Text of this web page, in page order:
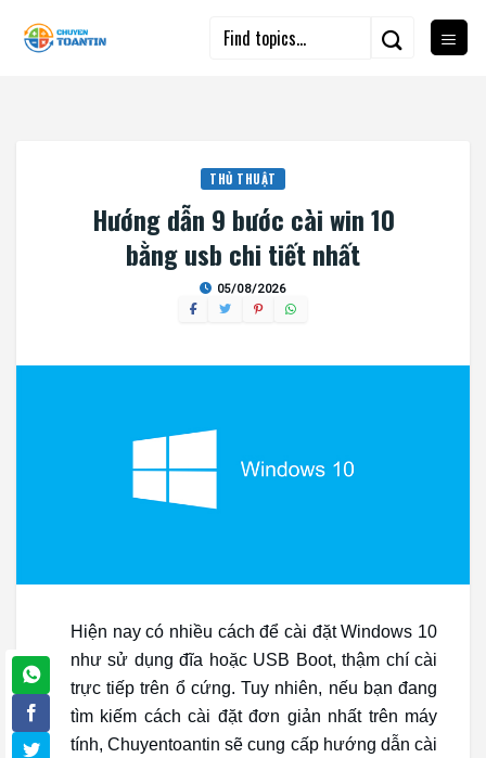
THỦ THUẬT
Hướng dẫn 9 bước cài win 10
bằng usb chi tiết nhất
05/08/2026
Hiện nay có nhiều cách để cài đặt Windows 10
như sử dụng đĩa hoặc USB Boot, thậm chí cài
trực tiếp trên ổ cứng. Tuy nhiên, nếu bạn đang
tìm kiếm cách cài đặt đơn giản nhất trên máy
tính, Chuyentoantin sẽ cung cấp hướng dẫn cài